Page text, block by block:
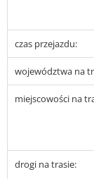
czas przejazdu:
województwa na
miejscowości na
drogi na trasie: